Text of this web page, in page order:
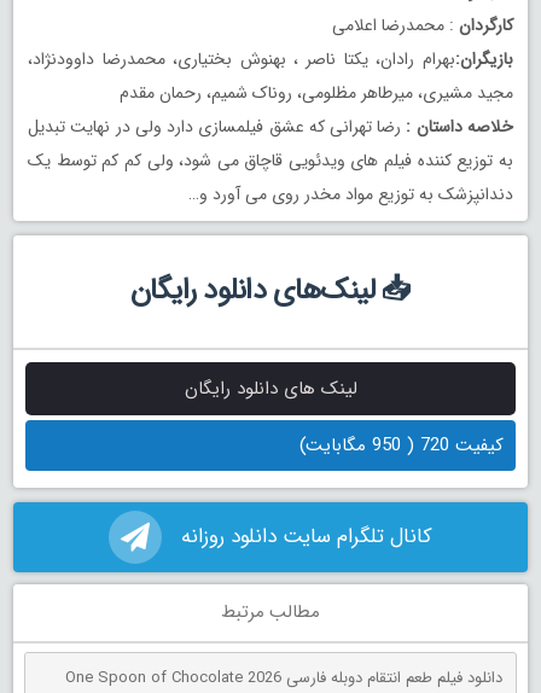
کارگردان : محمدرضا اعلامی
بازیگران:بهرام رادان، یکتا ناصر ، بهنوش بختیاری، محمدرضا داوودنژاد،
مجید مشیری، میرطاهر مظلومی، روناک شمیم، رحمان مقدم
خلاصه داستان : رضا تهرانی که عشق فیلمسازی دارد ولی در نهایت تبدیل
به توزیع کننده فیلم های ویدئویی قاچاق می شود، ولی کم کم توسط یک
دندانپزشک به توزیع مواد مخدر روی می آورد و…
📥 لینک‌های دانلود رایگان
لینک های دانلود رایگان
کیفیت 720 ( 950 مگابایت)
کانال تلگرام سایت دانلود روزانه
مطالب مرتبط
دانلود فیلم طعم انتقام دوبله فارسی One Spoon of Chocolate 2026